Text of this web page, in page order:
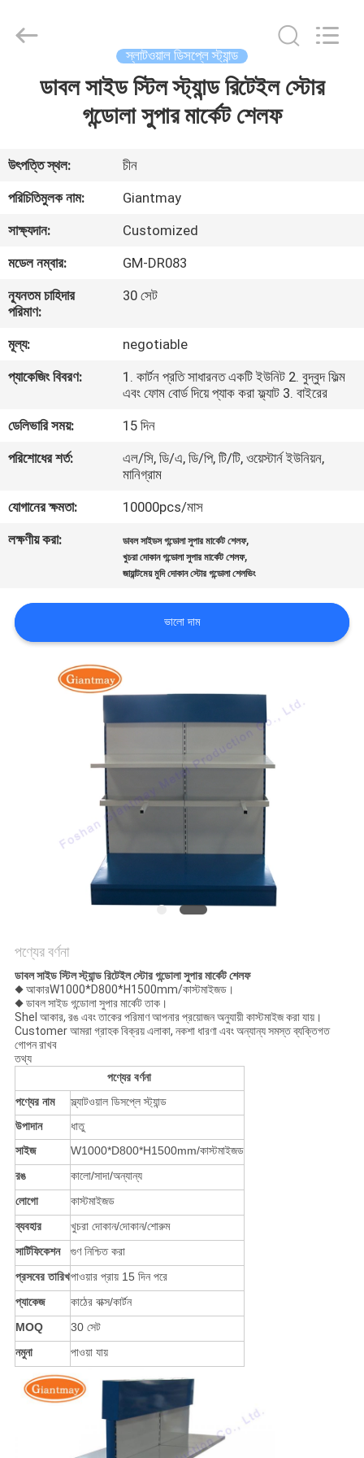
আমাদের
সম্পর্কে
কারখানা
ভ্রমণ
মান
নিয়ন্ত্রণ
যোগাযোগ
করুন
খবর
সাইট
ম্যাপ
Co,Ltd..
স্লাটওয়াল ডিসপ্লে স্ট্যান্ড
ডাবল সাইড স্টিল স্ট্যান্ড রিটেইল স্টোর
গন্ডোলা সুপার মার্কেট শেলফ
উৎপত্তি স্থল:
চীন
পরিচিতিমুলক নাম:
Giantmay
সাক্ষ্যদান:
Customized
মডেল নম্বার:
GM-DR083
ন্যূনতম চাহিদার
পরিমাণ:
30 সেট
মূল্য:
negotiable
প্যাকেজিং বিবরণ:
1. কার্টন প্রতি সাধারনত একটি ইউনিট 2. বুদ্বুদ ফিল্ম
এবং ফোম বোর্ড দিয়ে প্যাক করা ফ্ল্যাট 3. বাইরের
ডেলিভারি সময়:
15 দিন
পরিশোধের শর্ত:
এল/সি, ডি/এ, ডি/পি, টি/টি, ওয়েস্টার্ন ইউনিয়ন,
মানিগ্রাম
যোগানের ক্ষমতা:
10000pcs/মাস
লক্ষণীয় করা:
ডাবল সাইডস গন্ডোলা সুপার মার্কেট শেলফ,
খুচরা দোকান গন্ডোলা সুপার মার্কেট শেলফ,
জায়ান্টমেয় মুদি দোকান স্টোর গন্ডোলা শেলভিং
ভালো দাম
পণ্যের বর্ণনা
ডাবল সাইড স্টিল স্ট্যান্ড রিটেইল স্টোর গন্ডোলা সুপার মার্কেট শেলফ
◆ আকারW1000*D800*H1500mm/কাস্টমাইজড।
◆ ডাবল সাইড গন্ডোলা সুপার মার্কেট তাক।
Shel আকার, রঙ এবং তাকের পরিমাণ আপনার প্রয়োজন অনুযায়ী কাস্টমাইজ করা যায়।
Customer আমরা গ্রাহক বিক্রয় এলাকা, নকশা ধারণা এবং অন্যান্য সমস্ত ব্যক্তিগত
গোপন রাখব
তথ্য
পণ্যের বর্ণনা
পণ্যের নাম
স্ল্যাটওয়াল ডিসপ্লে স্ট্যান্ড
উপাদান
ধাতু
সাইজ
W1000*D800*H1500mm/কাস্টমাইজড
রঙ
কালো/সাদা/অন্যান্য
লোগো
কাস্টমাইজড
ব্যবহার
খুচরা দোকান/দোকান/শোরুম
সার্টিফিকেশন
গুণ নিশ্চিত করা
প্রসবের তারিখপাওয়ার প্রায় 15 দিন পরে
প্যাকেজ
কাঠের বাক্স/কার্টন
MOQ
30 সেট
নমুনা
পাওয়া যায়